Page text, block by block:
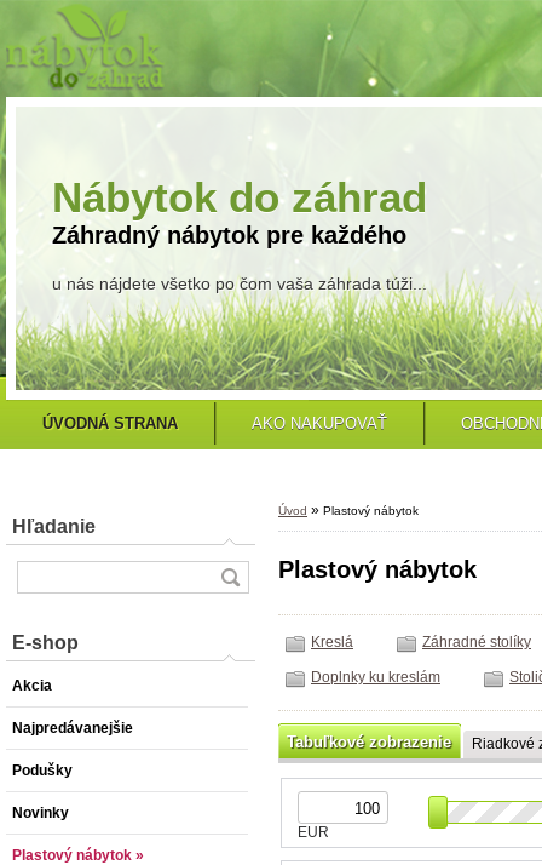
Nábytok do záhrad
Záhradný nábytok pre každého
u nás nájdete všetko po čom vaša záhrada túži...
ÚVODNÁ STRANA AKO NAKUPOVAŤ
Hľadanie
E-shop
Akcia
Najpredávanejšie
Podušky
Novinky
Plastový nábytok »
Úvod » Plastový nábytok
Plastový nábytok
Kreslá Záhradné stolíky
Doplnky ku kreslám
Tabuľkové zobrazenie Riadkové
EUR